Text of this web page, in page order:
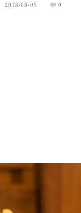
2018-08-09 0